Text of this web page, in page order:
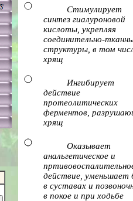
Стимулирует
синтез гиалуроновой
кислоты, укрепляя
соединительно-
структуры, в том
хрящ
Ингибирует
действие
протеолитических
ферментов,
хрящ
Оказывает
анальгетическое и
действие, уменьшает
в суставах и
в покое и при ходьбе